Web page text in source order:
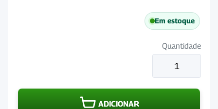
Em estoque
Quantidade
Rumivet
100mL
quantidade
ADICIONAR